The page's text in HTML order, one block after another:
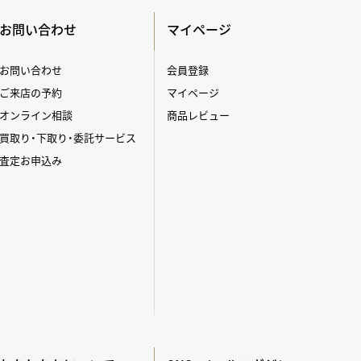
お問い合わせ
お問い合わせ
ご来店の予約
オンライン相談
買取り・下取り・委託サービス
査定お申込み
マイページ
会員登録
マイページ
商品レビュー